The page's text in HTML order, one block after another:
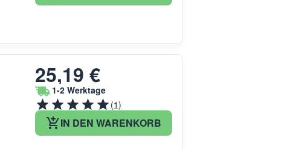
25,19 €
1-2 Werktage
(1)
IN DEN WARENKORB